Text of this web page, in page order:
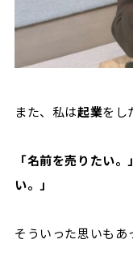
また、私は起業をし
「名前を売りたい
い。」
そういった思いもあ